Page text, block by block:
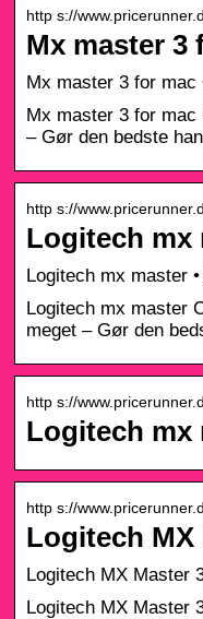
http s://
Mx master 3
Mx master 3 for mac
Mx master 3 for
– Gør den bedste
http s://
Logitech mx
Logitech mx master
Logitech mx master
meget – Gør den
http s://
Logitech mx
http s://
Logitech
Logitech MX Master
Logitech MX Master